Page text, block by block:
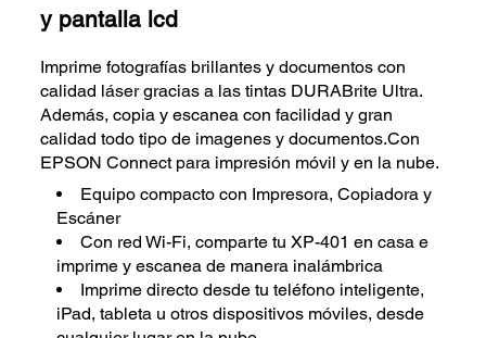
y pantalla lcd
Imprime fotografías brillantes y documentos con
calidad láser gracias a las tintas DURABrite Ultra.
Además, copia y escanea con facilidad y gran
calidad todo tipo de imagenes y documentos.Con
EPSON Connect para impresión móvil y en la nube.
Equipo compacto con Impresora, Copiadora y
Escáner
Con red Wi-Fi, comparte tu XP-401 en casa e
imprime y escanea de manera inalámbrica
Imprime directo desde tu teléfono inteligente,
iPad, tableta u otros dispositivos móviles, desde